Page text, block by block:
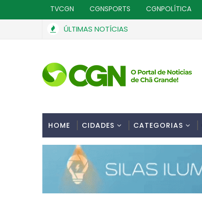
TVCGN CGNSPORTS CGNPOLÍTICA
ÚLTIMAS NOTÍCIAS
HOME CIDADES CATEGORIAS